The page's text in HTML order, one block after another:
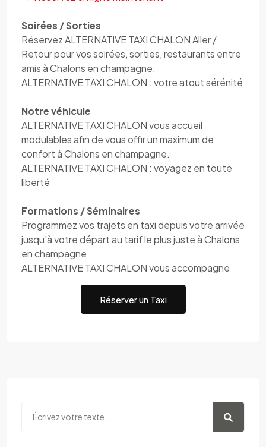
Soirées / Sorties
Réservez ALTERNATIVE TAXI CHALON Aller /
Retour pour vos soirées, sorties, restaurants entre
amis à Chalons en champagne.
ALTERNATIVE TAXI CHALON : votre atout sérénité
Notre véhicule
ALTERNATIVE TAXI CHALON vous accueil
modulables afin de vous offir un maximum de
confort à Chalons en champagne.
ALTERNATIVE TAXI CHALON : voyagez en toute
liberté
Formations / Séminaires
Programmez vos trajets en taxi depuis votre arrivée
jusqu'à votre départ au tarif le plus juste à Chalons
en champagne
ALTERNATIVE TAXI CHALON vous accompagne
Réserver un Taxi